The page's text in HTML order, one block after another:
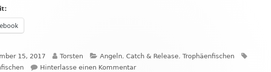
neuem
öffnen
15, 2017 Autor
Torsten Kategorien
Angeln, Catch & Release, Trophäenfischen
Hinterlasse einen Kommentarzu „Catch & Release“ oder Trophäenfischen